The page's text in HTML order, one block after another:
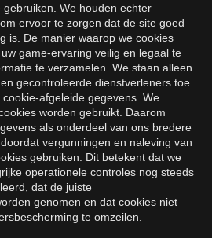
We houden echter
ervoor te zorgen dat de site goed
is. De manier waarop we cookies
game-ervaring veilig en legaal te
te verzamelen. We staan alleen
gecontroleerde dienstverleners toe
afgeleide gegevens. We
worden gebruikt. Daarom
als onderdeel van ons bredere
vergunningen en naleving van
gebruiken. Dit betekent dat we
operationele controles nog steeds
dat de juiste
genomen en dat cookies niet
te omzeilen.